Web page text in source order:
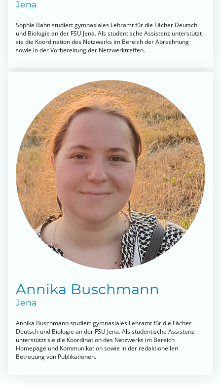
Jena
Sophie Bahn studiert gymnasiales Lehramt für die Fächer Deutsch
und Biologie an der FSU Jena. Als studentische Assistenz unterstützt
sie die Koordination des Netzwerks im Bereich der Abrechnung
sowie in der Vorbereitung der Netzwerktreffen.
Annika Buschmann
Jena
Annika Buschmann studiert gymnasiales Lehramt für die Fächer
Deutsch und Biologie an der FSU Jena. Als studentische Assistenz
unterstützt sie die Koordination des Netzwerks im Bereich
Homepage und Kommunikation sowie in der redaktionellen
Betreuung von Publikationen.